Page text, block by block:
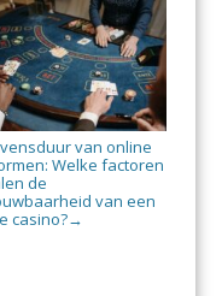
van online
Welke factoren
de
van een
casino?→